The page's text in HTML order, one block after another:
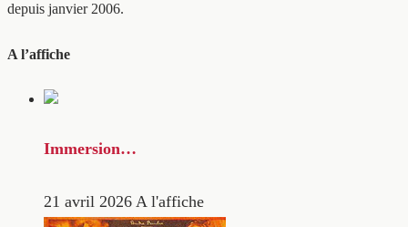
depuis janvier 2006.
A l’affiche
Immersion…
21 avril 2026 A l'affiche